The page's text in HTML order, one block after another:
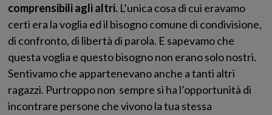
comprensibili agli altri. L’unica cosa di cui eravamo
certi era la voglia ed il bisogno comune di condivisione,
di confronto, di libertà di parola. E sapevamo che
questa voglia e questo bisogno non erano solo nostri.
Sentivamo che appartenevano anche a tanti altri
ragazzi. Purtroppo non sempre si ha l’opportunità di
incontrare persone che vivono la tua stessa